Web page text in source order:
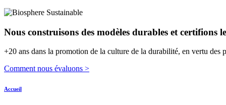
Nous construisons des modèles durables et certifions
+20 ans dans la promotion de la culture de la durabilité, en vertu des
Comment nous évaluons >
Accueil